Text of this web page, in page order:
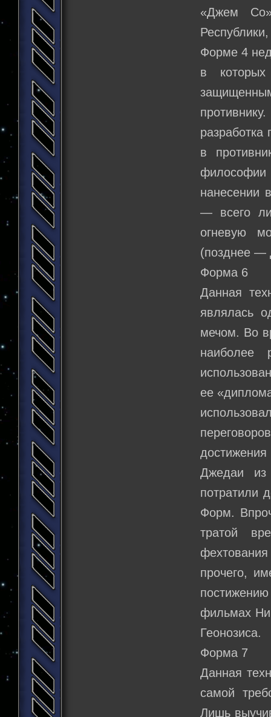
«Джем
Форме 4
в
в
философии
нанесении
— всего
огневую
(позднее —
Форма 6
Данная
являлась
мечом. Во
наиболее
ее
Джедаи из
потратили
Форм.
тратой
прочего,
фильмах
Геонозиса.
Форма 7
Данная
самой
Лишь